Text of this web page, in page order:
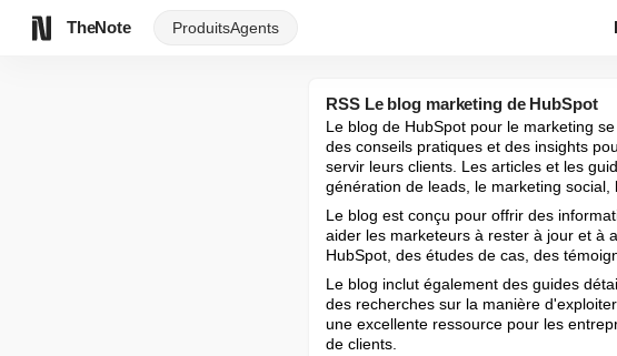
TheNote ProduitsAgents
RSS Le blog marketing de HubSpot
Le blog de HubSpot pour le marketing
des conseils pratiques et des insights
servir leurs clients. Les articles et les
génération de leads, le marketing
Le blog est conçu pour offrir des
aider les marketeurs à rester à jour et à
HubSpot, des études de cas, des
Le blog inclut également des guides
des recherches sur la manière
une excellente ressource pour les
de clients.